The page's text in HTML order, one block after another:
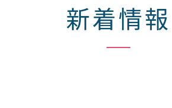
新着情報